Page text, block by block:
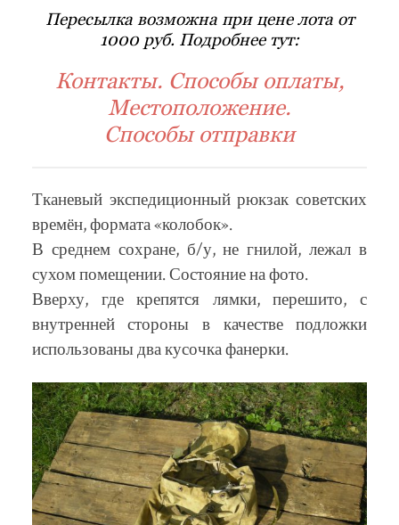
Пересылка возможна при цене лота от
1000 руб. Подробнее тут:
Контакты. Способы оплаты,
Местоположение.
Способы отправки
Тканевый экспедиционный рюкзак советских
времён, формата «колобок».
В среднем сохране, б/у, не гнилой, лежал в
сухом помещении. Состояние на фото.
Вверху, где крепятся лямки, перешито, с
внутренней стороны в качестве подложки
использованы два кусочка фанерки.